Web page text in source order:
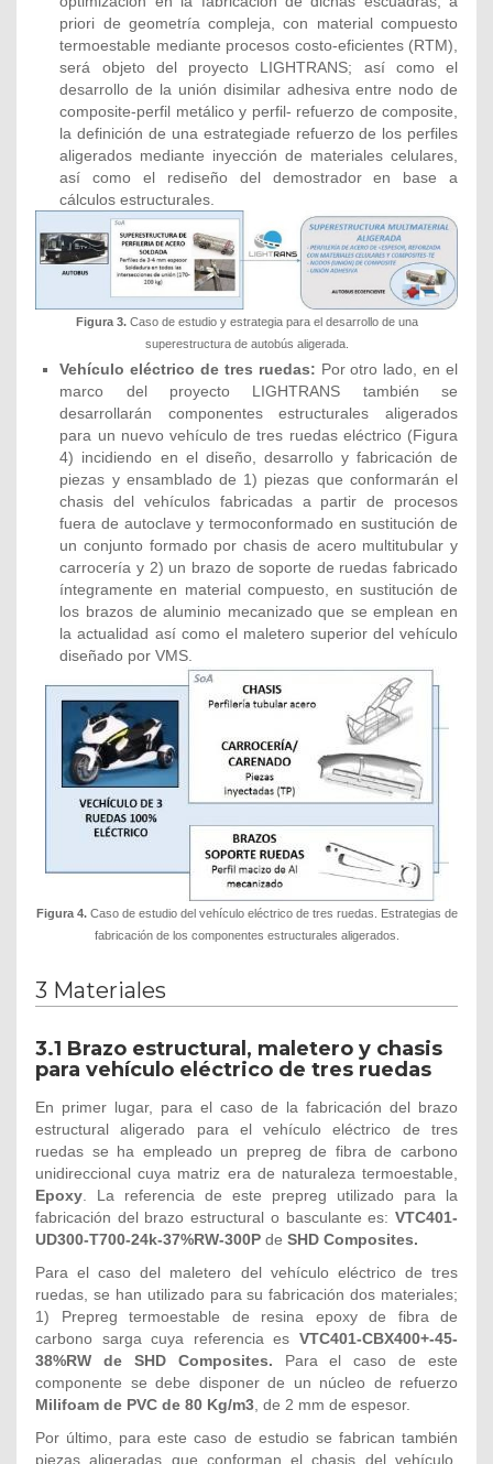
priori de geometría compleja, con material compuesto
termoestable mediante procesos costo-eficientes (RTM),
será objeto del proyecto LIGHTRANS; así como el
desarrollo de la unión disimilar adhesiva entre nodo de
composite-perfil metálico y perfil- refuerzo de composite,
la definición de una estrategiade refuerzo de los perfiles
aligerados mediante inyección de materiales celulares,
así como el rediseño del demostrador en base a
cálculos estructurales.
Figura 3. Caso de estudio y estrategia para el desarrollo de una
superestructura de autobús aligerada.
Vehículo eléctrico de tres ruedas: Por otro lado, en el
marco del proyecto LIGHTRANS también se
desarrollarán componentes estructurales aligerados
para un nuevo vehículo de tres ruedas eléctrico (Figura
4) incidiendo en el diseño, desarrollo y fabricación de
piezas y ensamblado de 1) piezas que conformarán el
chasis del vehículos fabricadas a partir de procesos
fuera de autoclave y termoconformado en sustitución de
un conjunto formado por chasis de acero multitubular y
carrocería y 2) un brazo de soporte de ruedas fabricado
íntegramente en material compuesto, en sustitución de
los brazos de aluminio mecanizado que se emplean en
la actualidad así como el maletero superior del vehículo
diseñado por VMS.
Figura 4. Caso de estudio del vehículo eléctrico de tres ruedas. Estrategias de
fabricación de los componentes estructurales aligerados.
3 Materiales
3.1 Brazo estructural, maletero y chasis
para vehículo eléctrico de tres ruedas
En primer lugar, para el caso de la fabricación del brazo
estructural aligerado para el vehículo eléctrico de tres
ruedas se ha empleado un prepreg de fibra de carbono
unidireccional cuya matriz era de naturaleza termoestable,
Epoxy . La referencia de este prepreg utilizado para la
fabricación del brazo estructural o basculante es: VTC401-
UD300-T700-24k-37%RW-300P de SHD Composites.
Para el caso del maletero del vehículo eléctrico de tres
ruedas, se han utilizado para su fabricación dos materiales;
1) Prepreg termoestable de resina epoxy de fibra de
carbono sarga cuya referencia es VTC401-CBX400+-45-
38%RW de SHD Composites. Para el caso de este
componente se debe disponer de un núcleo de refuerzo
Milifoam de PVC de 80 Kg/m3 , de 2 mm de espesor.
Por último, para este caso de estudio se fabrican también
piezas aligeradas que conforman el chasis del vehículo.